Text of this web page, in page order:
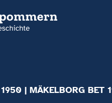
| MÄKELBORG BET